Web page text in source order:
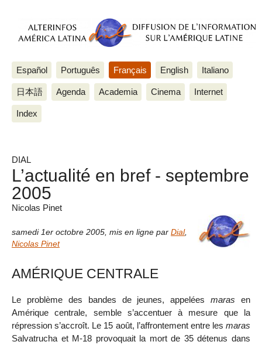
Español Português Français English Italiano
日本語 Agenda Academia Cinema Internet
Index
DIAL
L’actualité en bref - septembre
2005
Nicolas Pinet
samedi 1er octobre 2005 mis en ligne par Dial,
Nicolas Pinet
AMÉRIQUE CENTRALE
Le problème des bandes de jeunes, appeléesmaras en
Amérique centrale, semble s’accentuer à mesure que la
répression s’accroît. Le 15 août, l’affrontement entre les maras
Salvatrucha et M-18 provoquait la mort de 35 détenus dans